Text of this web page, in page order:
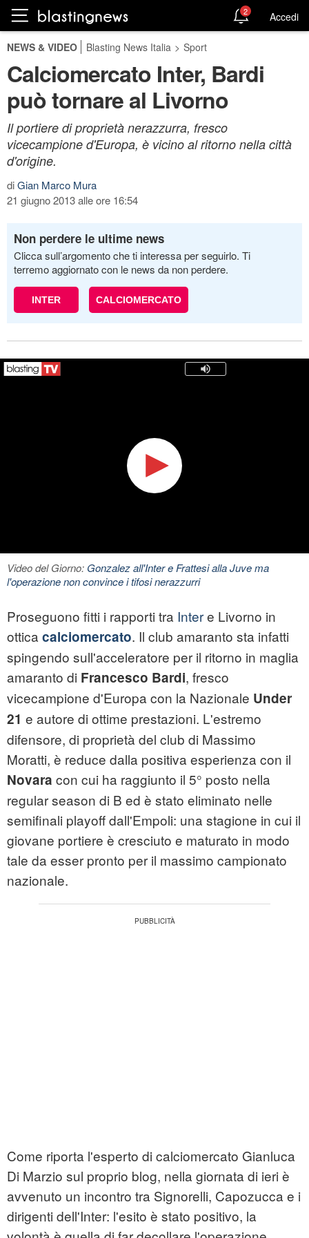
2 Accedi
NEWS & VIDEO Blasting News Italia > Sport
Calciomercato Inter, Bardi
può tornare al Livorno
Il portiere di proprietà nerazzurra, fresco
vicecampione d'Europa, è vicino al ritorno nella città
d'origine.
diGian Marco Mura
21 giugno 2013 alle ore 16:54
Non perdere le ultime news
Clicca sull’argomento che ti interessa per seguirlo. Ti
terremo aggiornato con le news da non perdere.
INTER CALCIOMERCATO
Video del Giorno: Gonzalez all'Inter e Frattesi alla Juve ma
l'operazione non convince i tifosi nerazzurri
Proseguono fitti i rapporti tra Intere Livorno in
ottica calciomercato. Il club amaranto sta infatti
spingendo sull'acceleratore per il ritorno in maglia
amaranto di Francesco Bardi, fresco
vicecampione d'Europa con la Nazionale Under
21 e autore di ottime prestazioni. L'estremo
difensore, di proprietà del club di Massimo
Moratti, è reduce dalla positiva esperienza con il
Novara con cui ha raggiunto il 5° posto nella
regular season di B ed è stato eliminato nelle
semifinali playoff dall'Empoli: una stagione in cui il
giovane portiere è cresciuto e maturato in modo
tale da esser pronto per il massimo campionato
nazionale.
Come riporta l'esperto di calciomercato Gianluca
Di Marzio sul proprio blog, nella giornata di ieri è
avvenuto un incontro tra Signorelli, Capozucca e i
dirigenti dell'Inter: l'esito è stato positivo, la